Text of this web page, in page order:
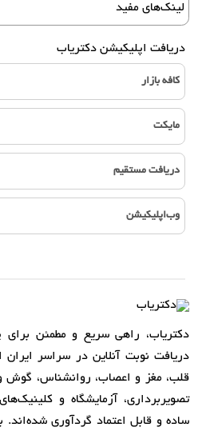
لینک‌های مفید
دریافت اپلیکیشن دکتریاب
کافه بازار
مایکت
دریافت مستقیم
وب‌اپلیکیشن
دکتریاب، راهی سریع و مطمئن برای
دریافت نوبت آنلاین در سراسر
قلب، مغز و اعصاب، روانشناس، گوش
تصویربرداری، آزمایشگاه و
ساده و قابل اعتماد گردآوری